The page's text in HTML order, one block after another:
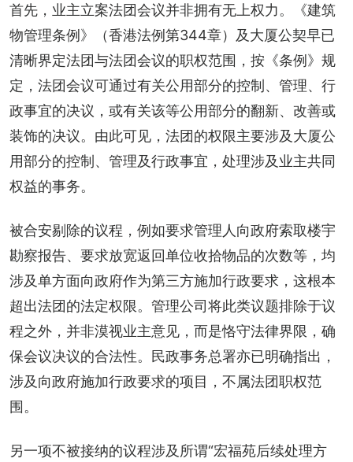
首先，业主立案法团会议并非拥有无上权力。《建筑
物管理条例》（香港法例第344章）及大厦公契早已
清晰界定法团与法团会议的职权范围，按《条例》规
定，法团会议可通过有关公用部分的控制、管理、行
政事宜的决议，或有关该等公用部分的翻新、改善或
装饰的决议。由此可见，法团的权限主要涉及大厦公
用部分的控制、管理及行政事宜，处理涉及业主共同
权益的事务。
被合安剔除的议程，例如要求管理人向政府索取楼宇
勘察报告、要求放宽返回单位收拾物品的次数等，均
涉及单方面向政府作为第三方施加行政要求，这根本
超出法团的法定权限。管理公司将此类议题排除于议
程之外，并非漠视业主意见，而是恪守法律界限，确
保会议决议的合法性。民政事务总署亦已明确指出，
涉及向政府施加行政要求的项目，不属法团职权范
围。
另一项不被接纳的议程涉及所谓“宏福苑后续处理方